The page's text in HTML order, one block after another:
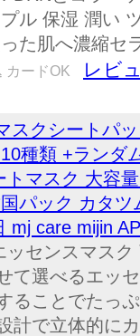
ル 保湿 潤い
た肌へ濃縮セ
カードOK
レビ
スクシートパ
種類 +ランダ
トマスク 大容
パック カタ
mj care mijin
ッセンスマス
て選べるエッ
ることでたっ
計で立体的に